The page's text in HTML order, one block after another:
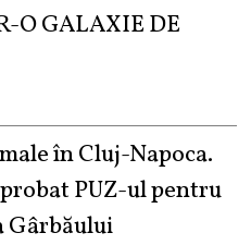
O GALAXIE DE
în Cluj-Napoca.
PUZ-ul pentru
Gârbăului